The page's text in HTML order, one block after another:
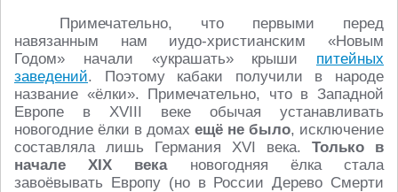
Примечательно, что первыми перед
навязанным нам иудо-христианским «Новым
Годом» начали «украшать» крыши питейных
заведений. Поэтому кабаки получили в народе
название «ёлки». Примечательно, что в Западной
Европе в XVIII веке обычая устанавливать
новогодние ёлки в домах ещё не было, исключение
составляла лишь Германия XVI века. Только в
начале XIX векановогодняя ёлка стала
завоёвывать Европу (но в России Дерево Смерти